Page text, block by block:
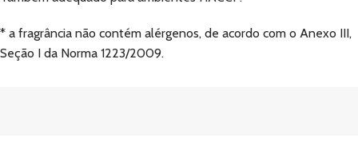
* a fragrância não contém alérgenos, de acordo com o Anexo III,
Seção I da Norma 1223/2009.